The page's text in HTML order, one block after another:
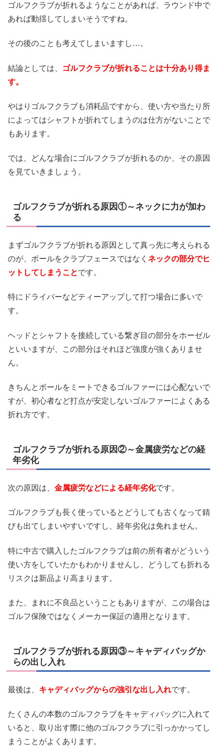
ゴルフクラブが折れるようなことがあれば、ラウンド中で
あれば動揺してしまいそうですね。
その後のことも考えてしまいますし…。
結論としては、
ゴルフクラブが折れることは十分あり得ま
す。
やはりゴルフクラブも消耗品ですから、使い方や当たり所
によってはシャフトが折れてしまうのは仕方がないことで
もあります。
では、どんな場合にゴルフクラブが折れるのか、その原因
を見ていきましょう。
ゴルフクラブが折れる原因①～ネックに力が加わ
る
まずゴルフクラブが折れる原因として真っ先に考えられる
のが、ボールをクラブフェースではなく ネックの部分でヒ
ットしてしまうことです。
特にドライバーなどティーアップして打つ場合に多いで
す。
ヘッドとシャフトを接続している繋ぎ目の部分をホーゼル
といいますが、この部分はそれほど強度が強くありませ
ん。
きちんとボールをミートできるゴルファーには心配ないで
すが、初心者など打点が安定しないゴルファーによくある
折れ方です。
ゴルフクラブが折れる原因②～金属疲労などの経
年劣化
次の原因は、 金属疲労などによる経年劣化です。
ゴルフクラブも長く使っているとどうしても古くなって錆
びも出てしまいやすいですし、経年劣化は免れません。
特に中古で購入したゴルフクラブは前の所有者がどういう
使い方をしていたかもわかりませんし、どうしても折れる
リスクは新品より高まります。
また、まれに不良品ということもありますが、この場合は
ゴルフ保険ではなくメーカー保証の適用となります。
ゴルフクラブが折れる原因③～キャディバッグか
らの出し入れ
最後は、 キャディバッグからの強引な出し入れです。
たくさんの本数のゴルフクラブをキャディバッグに入れて
いると、取り出す際に他のゴルフクラブに引っかかってし
まうことがよくあります。